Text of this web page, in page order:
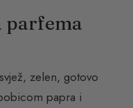
parfema
zelen, gotovo
papra i